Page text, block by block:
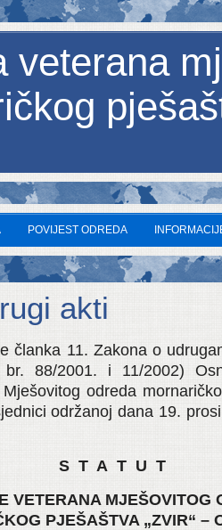
veterana
POVIJEST ODREDA
akti
članka 11. Zakona o
88/2001. i 11/2002)
odreda
održanoj dana 19.
S T A T U T
VETERANA MJEŠOVITOG
PJEŠAŠTVA „ZVIR“ –